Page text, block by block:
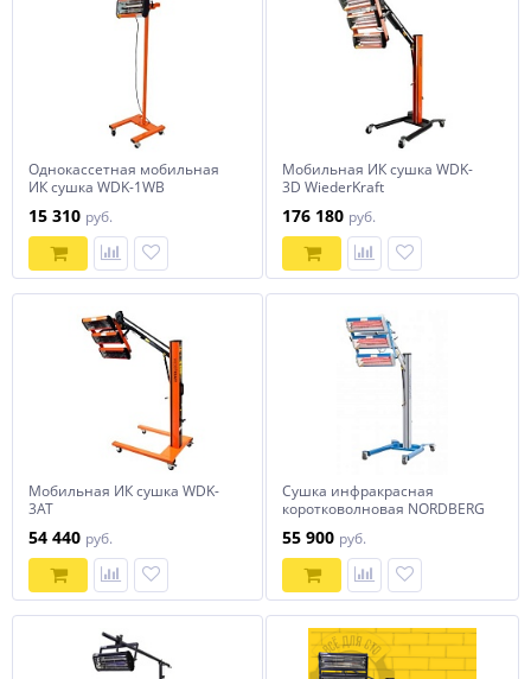
Однокассетная мобильная
ИК сушка WDK-1WB
15 310 руб.
Мобильная ИК сушка WDK-
3D WiederKraft
176 180 руб.
Мобильная ИК сушка WDK-
3AT
54 440 руб.
Сушка инфракрасная
коротковолновая NORDBERG
55 900 руб.